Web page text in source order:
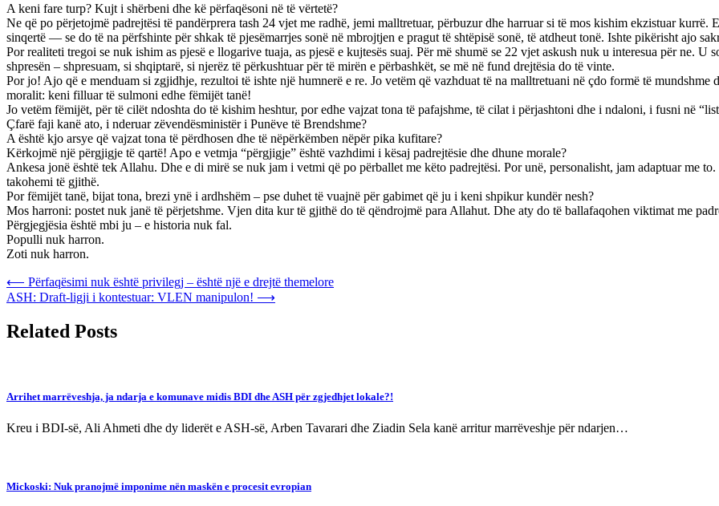
A keni fare turp? Kujt i shërbeni dhe kë përfaqësoni në të vërtetë?
Ne që po përjetojmë padrejtësi të pandërprera tash 24 vjet me radhë, jemi malltretuar, përbuzur dhe harruar si të mos kishim ekzistuar
sinqertë — se do të na përfshinte për shkak të pjesëmarrjes sonë në mbrojtjen e pragut të shtëpisë sonë, të atdheut tonë. Ishte pikërisht ajo
Por realiteti tregoi se nuk ishim as pjesë e llogarive tuaja, as pjesë e kujtesës suaj. Për më shumë se 22 vjet askush nuk u interesua për ne.
shpresën – shpresuam, si shqiptarë, si njerëz të përkushtuar për të mirën e përbashkët, se më në fund drejtësia do të vinte.
Por jo! Ajo që e menduam si zgjidhje, rezultoi të ishte një humnerë e re. Jo vetëm që vazhduat të na malltretuani në çdo formë të
moralit: keni filluar të sulmoni edhe fëmijët tanë!
Jo vetëm fëmijët, për të cilët ndoshta do të kishim heshtur, por edhe vajzat tona të pafajshme, të cilat i përjashtoni dhe i ndaloni, i fusni në
Çfarë faji kanë ato, i nderuar zëvendësministër i Punëve të Brendshme?
A është kjo arsye që vajzat tona të përdhosen dhe të nëpërkëmben nëpër pika kufitare?
Kërkojmë një përgjigje të qartë! Apo e vetmja “përgjigje” është vazhdimi i kësaj padrejtësie dhe dhune morale?
Ankesa jonë është tek Allahu. Dhe e di mirë se nuk jam i vetmi që po përballet me këto padrejtësi. Por unë, personalisht, jam adaptuar me
takohemi të gjithë.
Por fëmijët tanë, bijat tona, brezi ynë i ardhshëm – pse duhet të vuajnë për gabimet që ju i keni shpikur kundër nesh?
Mos harroni: postet nuk janë të përjetshme. Vjen dita kur të gjithë do të qëndrojmë para Allahut. Dhe aty do të ballafaqohen viktimat me
Përgjegjësia është mbi ju – e historia nuk fal.
Populli nuk harron.
Zoti nuk harron.
Post
navigation
⟵ Përfaqësimi nuk është privilegj – është një e drejtë themelore
ASH: Draft-ligji i kontestuar: VLEN manipulon! ⟶
Related Posts
Arrihet marrëveshja, ja ndarja e komunave midis BDI dhe ASH për zgjedhjet lokale?!
Kreu i BDI-së, Ali Ahmeti dhe dy liderët e ASH-së, Arben Tavarari dhe Ziadin Sela kanë arritur marrëveshje për ndarjen…
Mickoski: Nuk pranojmë imponime nën maskën e procesit evropian